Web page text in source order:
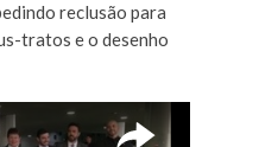
reclusão para
tratos e o desenho